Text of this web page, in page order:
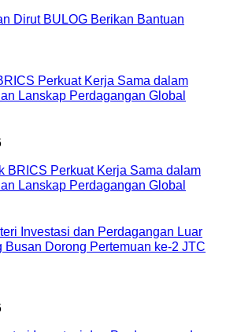
Perkuat Kerja Sama dalam
Lanskap Perdagangan Global
Investasi dan Perdagangan Luar
Busan Dorong Pertemuan ke-2 JTC